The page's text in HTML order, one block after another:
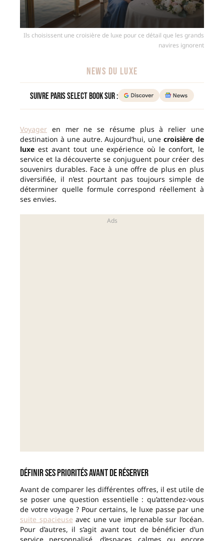
Ils choisissent une croisière de luxe pour ce détail que les grands
navires ignorent
NEWS DU LUXE
Suivre Paris Select Book sur :
Voyager en mer ne se résume plus à relier une
destination à une autre. Aujourd’hui, unecroisière de
luxe est avant tout une expérience où le confort, le
service et la découverte se conjuguent pour créer des
souvenirs durables. Face à une offre de plus en plus
diversifiée, il n’est pourtant pas toujours simple de
déterminer quelle formule correspond réellement à
ses envies.
Définir ses priorités avant de réserver
Avant de comparer les différentes offres, il est utile de
se poser une question essentielle : qu’attendez-vous
de votre voyage ? Pour certains, le luxe passe par une
suite spacieuse avec une vue imprenable sur l’océan.
Pour d’autres, il s’agit avant tout de bénéficier d’un